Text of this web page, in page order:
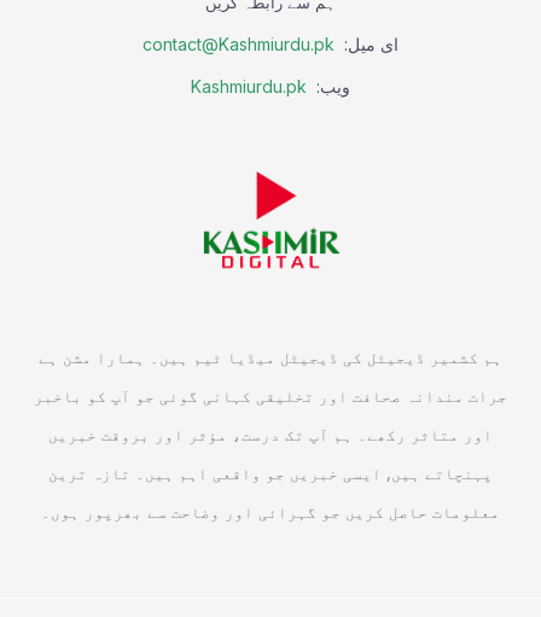
ای میل: contact@Kashmiurdu.pk
ویب: Kashmiurdu.pk
ہم کشمیر ڈیجیٹل کی ڈیجیٹل میڈیا ٹیم ہیں۔ ہمارا مشن ہے
جرات مندانہ صحافت اور تخلیقی کہانی گوئی جو آپ کو باخبر
اور متاثر رکھے۔ ہم آپ تک درست، مؤثر اور بروقت خبریں
پہنچاتے ہیں, ایسی خبریں جو واقعی اہم ہیں۔ تازہ ترین
معلومات حاصل کریں جو گہرائی اور وضاحت سے بھرپور ہوں۔